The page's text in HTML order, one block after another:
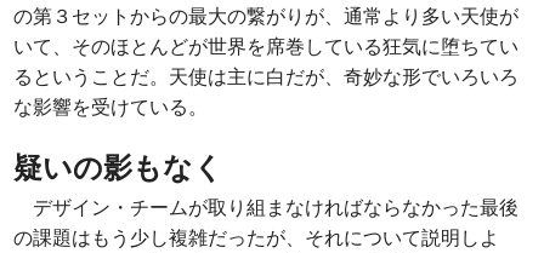
の第３セットからの最大の繋がりが、通常より多い天使が
いて、そのほとんどが世界を席巻している狂気に堕ちてい
るということだ。天使は主に白だが、奇妙な形でいろいろ
な影響を受けている。
疑いの影もなく
デザイン・チームが取り組まなければならなかった最後
の課題はもう少し複雑だったが、それについて説明しよ